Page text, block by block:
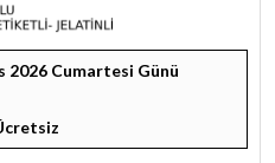
2026 Cumartesi Günü